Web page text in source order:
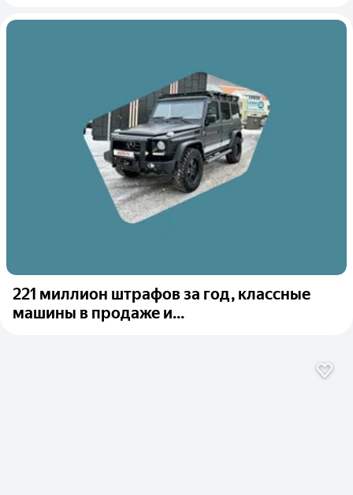
221 миллион штрафов за год, классные
машины в продаже и...